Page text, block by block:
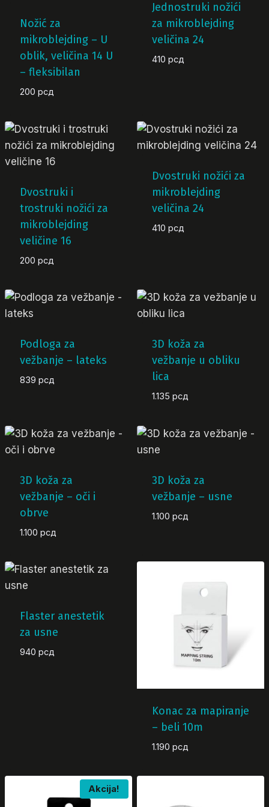
Nožić za
mikroblejding – U
oblik, veličina 14 U
– fleksibilan
200 рсд
Jednostruki nožići
za mikroblejding
veličina 24
410 рсд
Dvostruki i
trostruki nožići za
mikroblejding
veličine 16
200 рсд
Dvostruki nožići za
mikroblejding
veličina 24
410 рсд
Podloga za
vežbanje – lateks
839 рсд
3D koža za
vežbanje u obliku
lica
1.135 рсд
3D koža za
vežbanje – oči i
obrve
1.100 рсд
3D koža za
vežbanje – usne
1.100 рсд
Flaster anestetik
za usne
940 рсд
Konac za mapiranje
– beli 10m
1.190 рсд
Akcija!